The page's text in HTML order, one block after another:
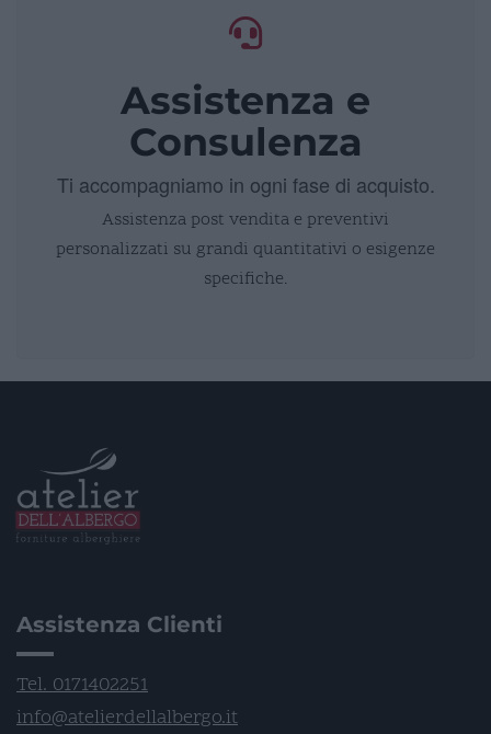
Assistenza e
Consulenza
Ti accompagniamo in ogni fase di acquisto.
Assistenza post vendita e preventivi
personalizzati su grandi quantitativi o esigenze
specifiche.
Assistenza Clienti
Tel. 0171402251
info@atelierdellalbergo.it